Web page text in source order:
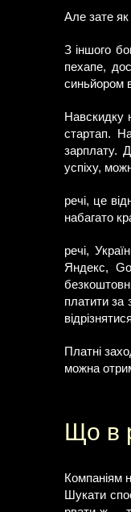
Але зате
З іншого
пехапе,
синьйором
Навскидку
стартап.
зарплату.
успіху,
речі, це
набагато
речі,
Яндекс,
платити за
Платні
можна
Що в
Компаніям
Шукати